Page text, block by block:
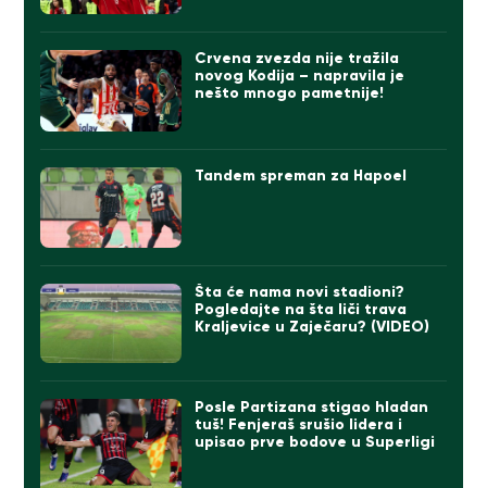
Crvena zvezda nije tražila
novog Kodija – napravila je
nešto mnogo pametnije!
Tandem spreman za Hapoel
Šta će nama novi stadioni?
Pogledajte na šta liči trava
Kraljevice u Zaječaru? (VIDEO)
Posle Partizana stigao hladan
tuš! Fenjeraš srušio lidera i
upisao prve bodove u Superligi